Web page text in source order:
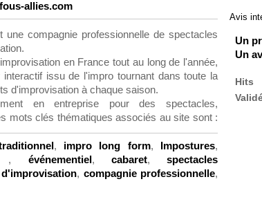
allies.com
une compagnie professionnelle de spectacles
en France tout au long de l'année,
issu de l'impro tournant dans toute la
d'improvisation à chaque saison.
en entreprise pour des spectacles,
mots clés thématiques associés au site sont :
, impro long form, Impostures,
, événementiel , cabaret,spectacles
d'improvisation, compagnie professionnelle,
Avis
Un
Un
Hits